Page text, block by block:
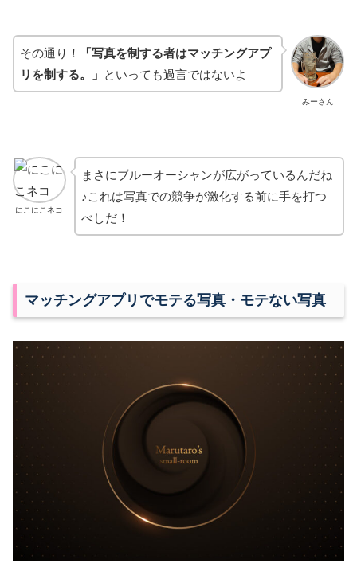
みーさん
その通り！
「写真を制する者はマッチングアプ
リを制する。」 といっても過言ではないよ
にこにこネコ
まさにブルーオーシャンが広がっているんだね
♪これは写真での競争が激化する前に手を打つ
べしだ！
マッチングアプリでモテる写真・モテない写真